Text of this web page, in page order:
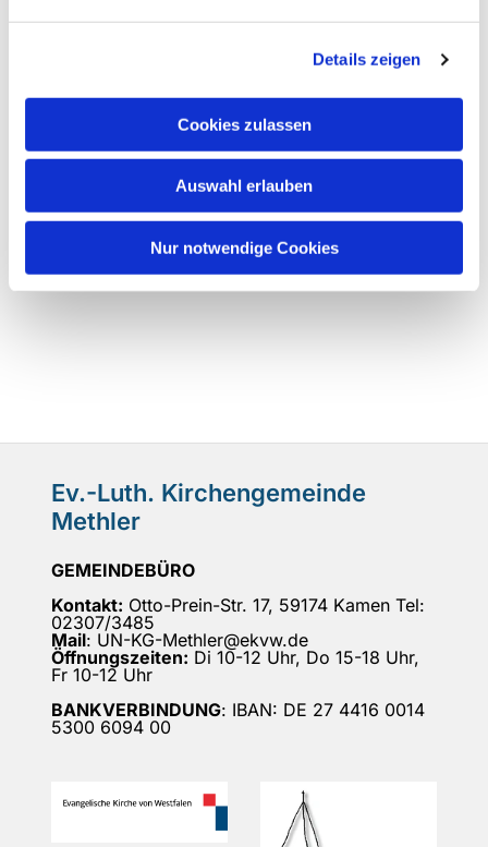
Details zeigen
Cookies zulassen
Auswahl erlauben
Nur notwendige Cookies
Ev.-Luth. Kirchengemeinde
Methler
GEMEINDEBÜRO
Kontakt: Otto-Prein-Str. 17, 59174 Kamen Tel:
02307/3485
Mail: UN-KG-Methler@ekvw.de
Öffnungszeiten: Di 10-12 Uhr, Do 15-18 Uhr,
Fr 10-12 Uhr
BANKVERBINDUNG: IBAN: DE 27 4416 0014
5300 6094 00